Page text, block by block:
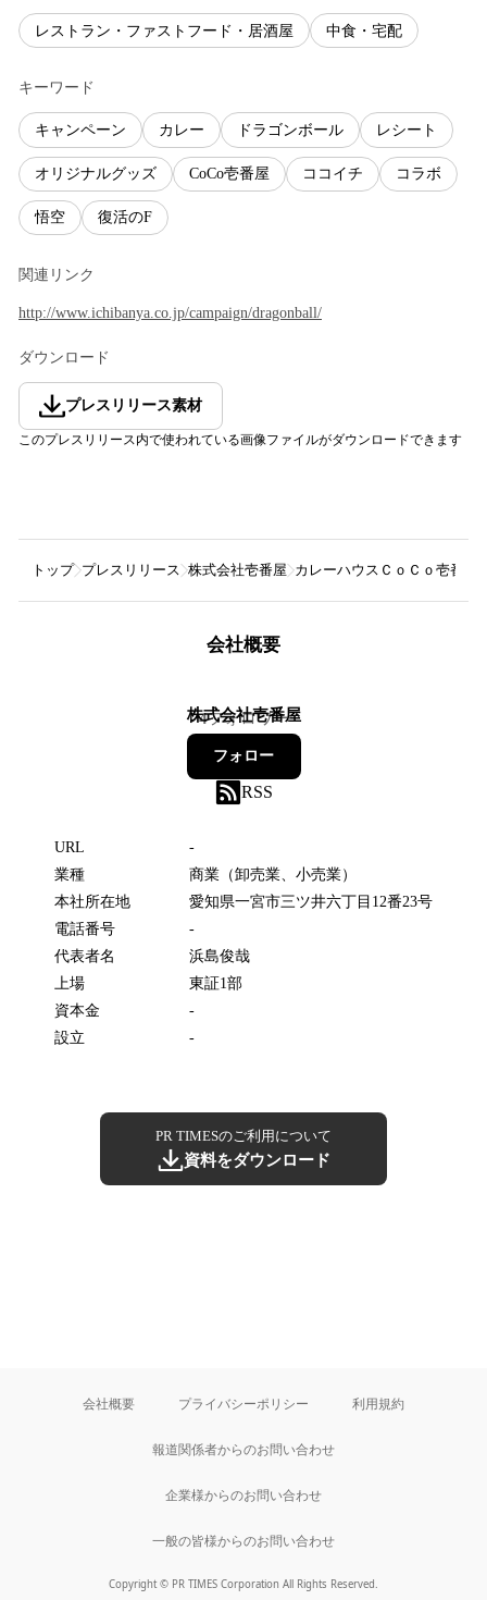
レストラン・ファストフード・居酒屋 中食・宅配
キーワード
キャンペーン カレー ドラゴンボール レシート
オリジナルグッズ CoCo壱番屋 ココイチ コラボ
悟空 復活のF
関連リンク
http://www.ichibanya.co.jp/campaign/dragonball/
ダウンロード
プレスリリース素材
このプレスリリース内で使われている画像ファイルがダウンロードできます
トップ プレスリリース 株式会社壱番屋 カレーハウスＣｏＣｏ壱番屋
会社概要
株式会社壱番屋
4フォロワー
フォロー
RSS
URL
-
業種
商業（卸売業、小売業）
本社所在地
愛知県一宮市三ツ井六丁目12番23号
電話番号
-
代表者名
浜島俊哉
上場
東証1部
資本金
-
設立
-
PR TIMESのご利用について
資料をダウンロード
会社概要 プライバシーポリシー 利用規約
報道関係者からのお問い合わせ
企業様からのお問い合わせ
一般の皆様からのお問い合わせ
Copyright © PR TIMES Corporation All Rights Reserved.